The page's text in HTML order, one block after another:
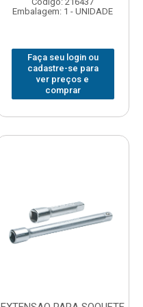
Embalagem: 1 - UNIDADE
Faça seu login ou
cadastre-se para
ver preços e
comprar